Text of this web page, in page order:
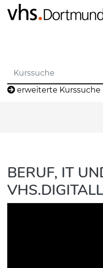
erweiterte Kurssuche
BERUF, IT